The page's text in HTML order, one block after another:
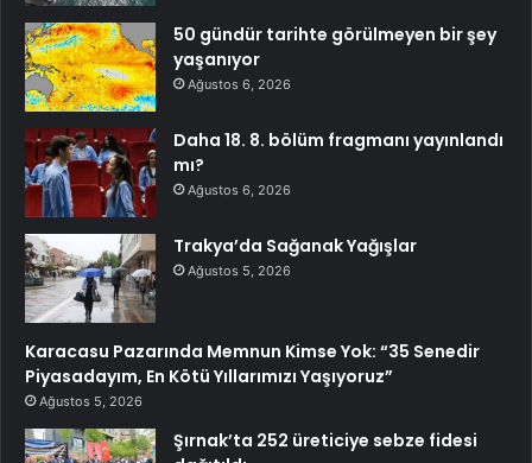
50 gündür tarihte görülmeyen bir şey
yaşanıyor
Ağustos 6, 2026
Daha 18. 8. bölüm fragmanı yayınlandı
mı?
Ağustos 6, 2026
Trakya’da Sağanak Yağışlar
Ağustos 5, 2026
Karacasu Pazarında Memnun Kimse Yok: “35 Senedir
Piyasadayım, En Kötü Yıllarımızı Yaşıyoruz”
Ağustos 5, 2026
Şırnak’ta 252 üreticiye sebze fidesi